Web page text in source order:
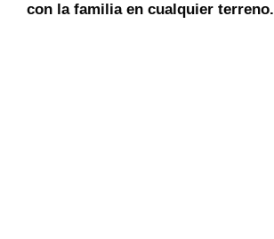
con la familia en cualquier terreno.